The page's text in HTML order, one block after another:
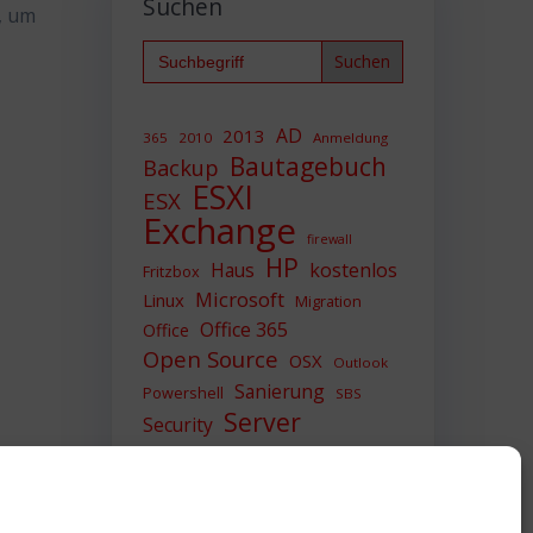
um
Suchen
Search
for:
365 2010 2013 AD Anmeldung
Backup Bautagebuch
ESX ESXI
Exchange firewall
Fritzbox Haus HP kostenlos
Linux Microsoft Migration
Office Office 365
Open Source OSX Outlook
Powershell Sanierung SBS
Security Server
Sicherheit SIEM